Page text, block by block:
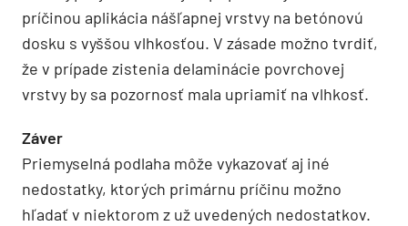
príčinou aplikácia nášľapnej vrstvy na betónovú
dosku s vyššou vlhkosťou. V zásade možno tvrdiť,
že v prípade zistenia delaminácie povrchovej
vrstvy by sa pozornosť mala upriamiť na vlhkosť.
Záver
Priemyselná podlaha môže vykazovať aj iné
nedostatky, ktorých primárnu príčinu možno
hľadať v niektorom z už uvedených nedostatkov.